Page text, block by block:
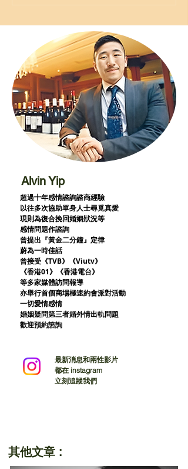
Alvin Yip
超過十年感情諮詢諮商經驗
以往多次協助單身人士尋覓真愛
現則為復合挽回婚姻狀況等
感情問題作諮詢
曾提出『黃金二分鐘』定律
蔚為一時佳話
曾接受《TVB》《Viutv》
《香港01》
《香港電台》
等多家媒體訪問報導
亦舉行首個商場極速約會派對活動
一切愛情感情
婚姻疑問第三者婚外情出軌問題
歡迎預約諮詢
最新消息和兩性影片
都在 instagram
立刻追蹤我們
其他文章 :